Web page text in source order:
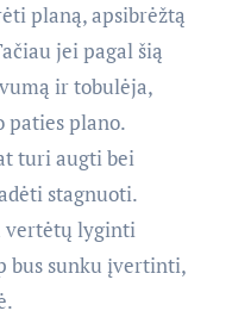
planą, apsibrėžtą
jei pagal šią
ir tobulėja,
plano.
turi augti bei
stagnuoti.
vertėtų lyginti
bus sunku įvertinti,